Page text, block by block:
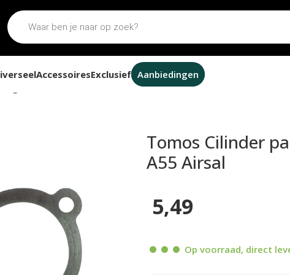
AccessoiresExclusief Aanbiedingen
Tomos Cilinder
A55 Airsal
5,49
Op voorraad, direct